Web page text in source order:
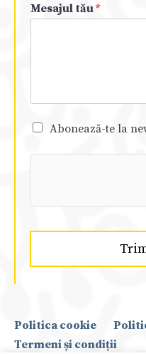
Mesajul tău*
Abonează-te la
Politica cookie
Termeni și condiții